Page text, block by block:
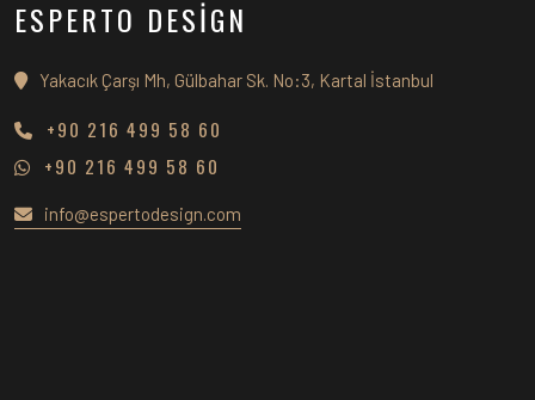
ESPERTO DESİGN
Yakacık Çarşı Mh, Gülbahar Sk. No:3, Kartal İstanbul
+90 216 499 58 60
+90 216 499 58 60
info@espertodesign.com